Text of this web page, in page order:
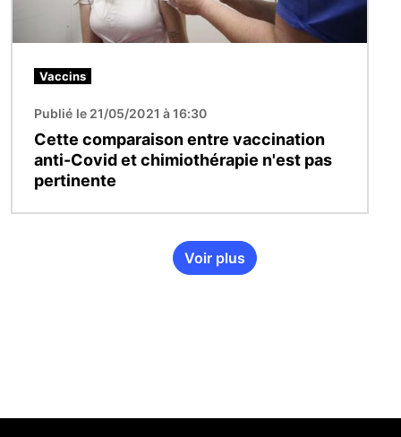
Vaccins
Publié le 21/05/2021 à 16:30
Cette comparaison entre vaccination
anti-Covid et chimiothérapie n'est pas
pertinente
Voir plus